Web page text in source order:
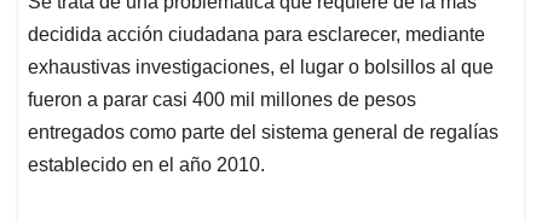
decidida acción ciudadana para esclarecer, mediante
exhaustivas investigaciones, el lugar o bolsillos al que
fueron a parar casi 400 mil millones de pesos
entregados como parte del sistema general de regalías
establecido en el año 2010.